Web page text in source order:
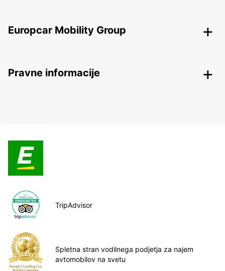
Europcar Mobility Group
Pravne informacije
TripAdvisor
Spletna stran vodilnega podjetja za najem
avtomobilov na svetu